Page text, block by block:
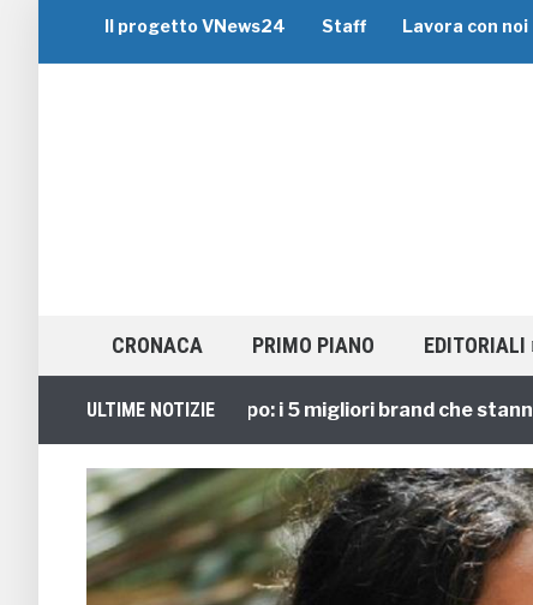
Il progetto VNews24 Staff Lavora con noi
CRONACA PRIMO PIANO EDITORIALI
ULTIME NOTIZIE
Viaggi di Gruppo: i 5 migliori brand che stanno